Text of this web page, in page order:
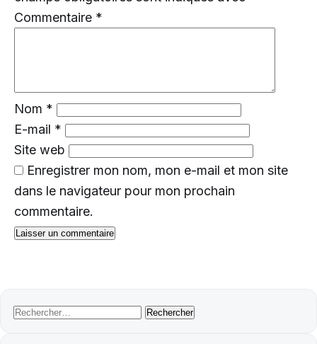
Commentaire *
Nom *
E-mail *
Site web
Enregistrer mon nom, mon e-mail et mon site
dans le navigateur pour mon prochain
commentaire.
Rechercher :